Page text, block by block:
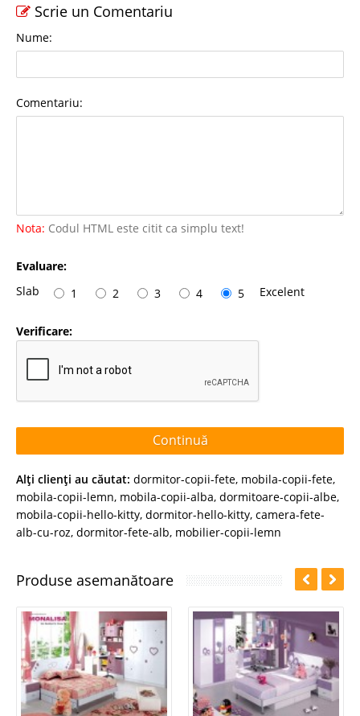
Scrie un Comentariu
Nume:
Comentariu:
Nota: Codul HTML este citit ca simplu text!
Evaluare:
Slab
1 2 3 4 5 Excelent
Verificare:
Continuă
Alţi clienţi au căutat: dormitor-copii-fete, mobila-copii-fete,
mobila-copii-lemn, mobila-copii-alba, dormitoare-copii-albe,
mobila-copii-hello-kitty, dormitor-hello-kitty, camera-fete-
alb-cu-roz, dormitor-fete-alb, mobilier-copii-lemn
Produse asemanătoare